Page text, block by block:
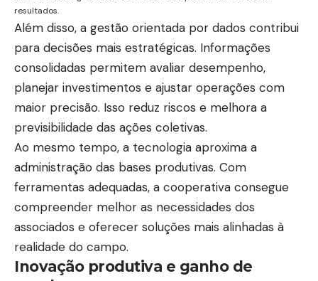
resultados.
Além disso, a gestão orientada por dados contribui
para decisões mais estratégicas. Informações
consolidadas permitem avaliar desempenho,
planejar investimentos e ajustar operações com
maior precisão. Isso reduz riscos e melhora a
previsibilidade das ações coletivas.
Ao mesmo tempo, a tecnologia aproxima a
administração das bases produtivas. Com
ferramentas adequadas, a cooperativa consegue
compreender melhor as necessidades dos
associados e oferecer soluções mais alinhadas à
realidade do campo.
Inovação produtiva e ganho de